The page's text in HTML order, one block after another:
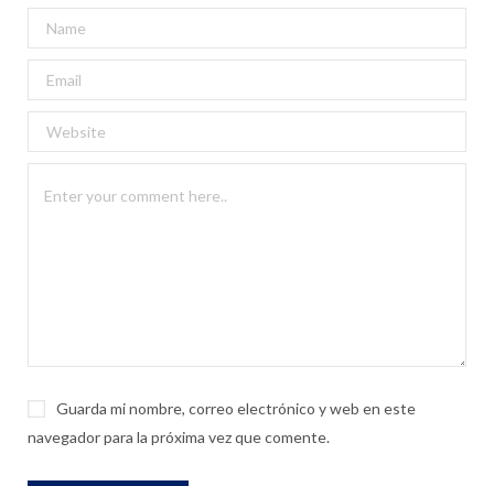
Guarda mi nombre, correo electrónico y web en este
navegador para la próxima vez que comente.